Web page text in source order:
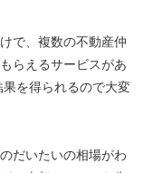
で、複数の不動産仲
らえるサービスがあ
を得られるので大変
だいたいの相場がわ